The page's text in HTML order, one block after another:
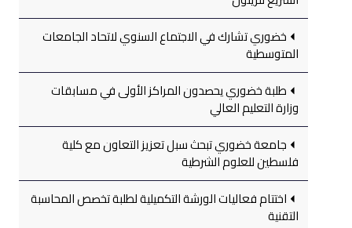
خضوري تشارك في الاجتماع السنوي لاتحاد الجامعات
المتوسطية
طلبة خضوري يحصدون المراكز الأولى في مسابقات
وزارة التعليم العالي
جامعة خضوري تبحث سبل تعزيز التعاون مع كلية
فلسطين للعلوم الشرطية
اختتام فعاليات الورشة التكميلية لطلبة تخصص المحاسبة
التقنية